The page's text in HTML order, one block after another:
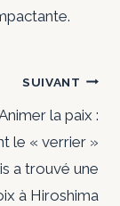
SUIVANT
la paix :
le « verrier »
a trouvé une
à Hiroshima